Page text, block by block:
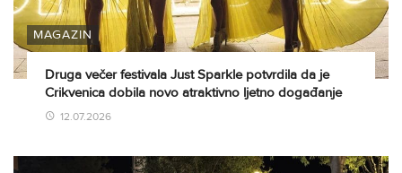
MAGAZIN
Druga večer festivala Just Sparkle potvrdila da je
Crikvenica dobila novo atraktivno ljetno događanje
12.07.2026